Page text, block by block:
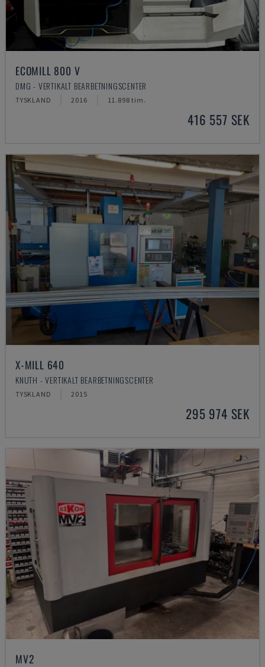
ECOMILL 800 V
DMG - VERTIKALT BEARBETNINGSCENTER
TYSKLAND 2016 11.898 tim.
416 557 SEK
X-MILL 640
KNUTH - VERTIKALT BEARBETNINGSCENTER
TYSKLAND 2015
295 974 SEK
MV2